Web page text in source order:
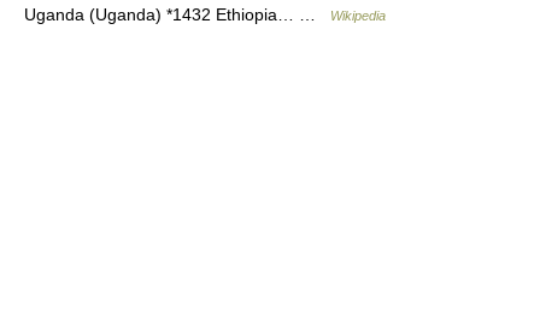
Uganda (Uganda) *1432 Ethiopia… …
Wikipedia